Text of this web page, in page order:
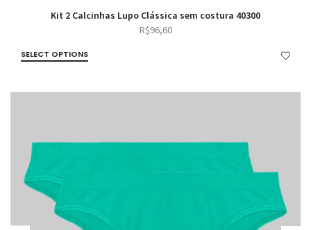
Kit 2 Calcinhas Lupo Clássica sem costura 40300
R$96,60
SELECT OPTIONS